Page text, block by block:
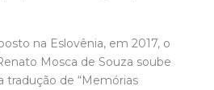
na Eslovênia, em 2017, o
Mosca de Souza soube
tradução de “Memórias